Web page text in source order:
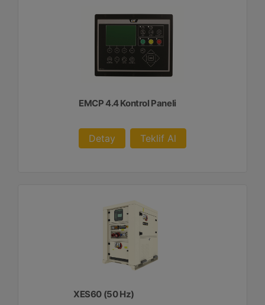
EMCP 4.4 Kontrol Paneli
Detay Teklif Al
XES60 (50 Hz)